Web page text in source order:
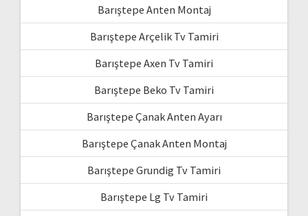
Barıştepe Anten Montaj
Barıştepe Arçelik Tv Tamiri
Barıştepe Axen Tv Tamiri
Barıştepe Beko Tv Tamiri
Barıştepe Çanak Anten Ayarı
Barıştepe Çanak Anten Montaj
Barıştepe Grundig Tv Tamiri
Barıştepe Lg Tv Tamiri